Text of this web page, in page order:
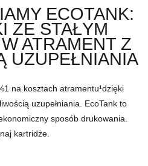
ECOTANK:
ZE STAŁYM
ATRAMENT Z
UZUPEŁNIANIA
1 na kosztach atramentu¹dzięki
uzupełniania. EcoTank to
sposób drukowania.
kartridże.